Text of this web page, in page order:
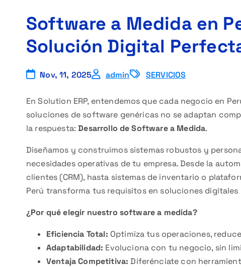
Software a Medida en
Solución Digital
Nov, 11, 2025 admin SERVICIOS
En Solution ERP, entendemos que cada negocio en
soluciones de software genéricas no se adaptan
la respuesta:Desarrollo de Software a Medida.
Diseñamos y construimos sistemas robustos y
necesidades operativas de tu empresa. Desde la
clientes (CRM), hasta sistemas de inventario o
Perú transforma tus requisitos en soluciones
¿Por qué elegir nuestro software a medida?
Eficiencia Total: Optimiza tus operaciones,
Adaptabilidad: Evoluciona con tu negocio, sin
Ventaja Competitiva: Diferénciate con